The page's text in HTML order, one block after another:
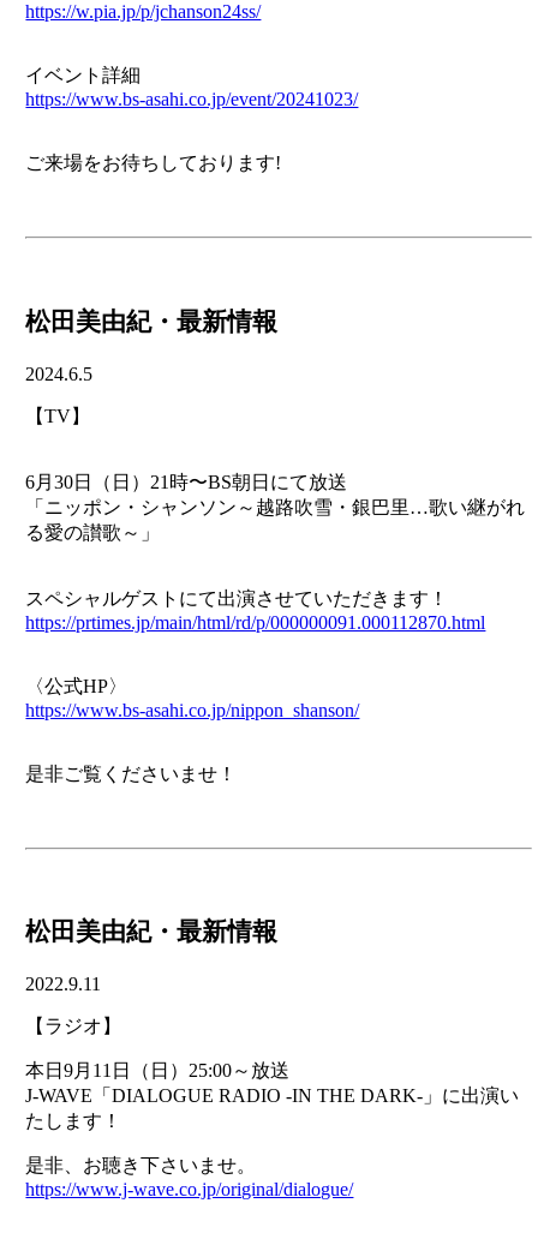
https://w.pia.jp/p/jchanson24ss/
イベント詳細
https://www.bs-asahi.co.jp/event/20241023/
ご来場をお待ちしております!
松田美由紀・最新情報
2024.6.5
【TV】
6月30日（日）21時〜BS朝日にて放送
「ニッポン・シャンソン～越路吹雪・銀巴里…歌い継がれ
る愛の讃歌～」
スペシャルゲストにて出演させていただきます！
https://prtimes.jp/main/html/rd/p/000000091.000112870.html
〈公式HP〉
https://www.bs-asahi.co.jp/nippon_shanson/
是非ご覧くださいませ！
松田美由紀・最新情報
2022.9.11
【ラジオ】
本日9月11日（日）25:00～放送
J-WAVE「DIALOGUE RADIO -IN THE DARK-」に出演い
たします！
是非、お聴き下さいませ。
https://www.j-wave.co.jp/original/dialogue/